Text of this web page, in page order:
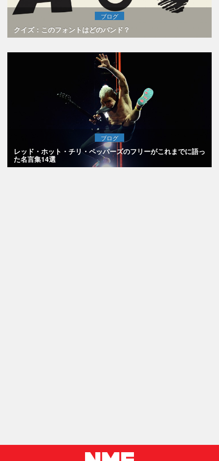
ブログ
クイズ：このフォントはどのバンド？
ブログ
レッド・ホット・チリ・ペッパーズのフリーがこれまでに語っ
た名言集14選